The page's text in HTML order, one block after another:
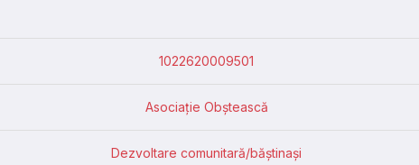
1022620009501
Asociație Obștească
Dezvoltare comunitară/băștinași